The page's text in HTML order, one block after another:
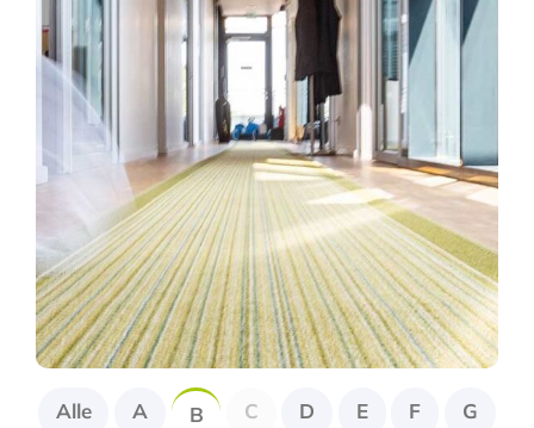
Fragen Sie Ihre Kanzlei
Kontakt
Alle A B C D E F G